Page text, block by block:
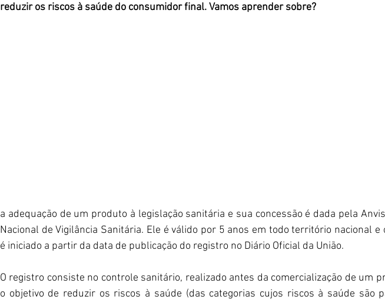
reduzir os riscos à saúde do consumidor final. Vamos aprender sobre?
a adequação de um produto à legislação sanitária e sua concessão é dada pela
Nacional de Vigilância Sanitária. Ele é válido por 5 anos em todo território nacional e
é iniciado a partir da data de publicação do registro no Diário Oficial da União.
O registro consiste no controle sanitário, realizado antes da comercialização de um
o objetivo de reduzir os riscos à saúde (das categorias cujos riscos à saúde são